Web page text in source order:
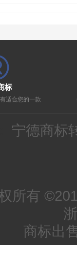
标
适合您的一款
宁德商标
所有
商标出